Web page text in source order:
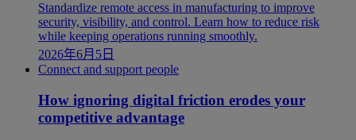
Standardize remote access in manufacturing to improve
security, visibility, and control. Learn how to reduce risk
while keeping operations running smoothly.
2026年6月5日
Connect and support people
How ignoring digital friction erodes your
competitive advantage